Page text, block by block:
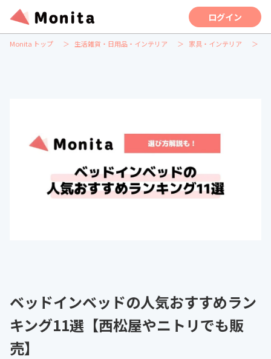
ログイン
Monita トップ 生活雑貨・日用品・インテリア 家具・インテリア
ベッドインベッドの人気おすすめラン
キング11選【西松屋やニトリでも販
売】